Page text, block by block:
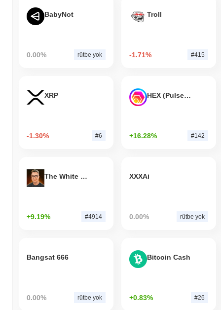
BabyNot
0.00% rütbe yok
Troll
-1.71% #415
XRP
-1.30% #6
HEX (Pulsechain)
+16.28% #142
The White Bull
+9.19% #4914
XXXAi
0.00% rütbe yok
Bangsat 666
0.00% rütbe yok
Bitcoin Cash
+0.83% #26